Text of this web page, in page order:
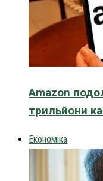
Amazon
трильйони
Економіка